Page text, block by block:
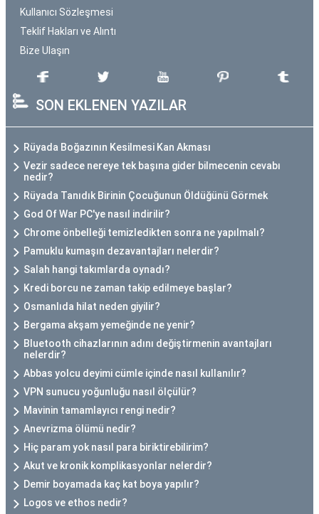
Kullanıcı Sözleşmesi
Teklif Hakları ve Alıntı
Bize Ulaşın
SON EKLENEN YAZILAR
Rüyada Boğazının Kesilmesi Kan Akması
Vezir sadece nereye tek başına gider bilmecenin cevabı
nedir?
Rüyada Tanıdık Birinin Çocuğunun Öldüğünü Görmek
God Of War PC'ye nasıl indirilir?
Chrome önbelleği temizledikten sonra ne yapılmalı?
Pamuklu kumaşın dezavantajları nelerdir?
Salah hangi takımlarda oynadı?
Kredi borcu ne zaman takip edilmeye başlar?
Osmanlıda hilat neden giyilir?
Bergama akşam yemeğinde ne yenir?
Bluetooth cihazlarının adını değiştirmenin avantajları
nelerdir?
Abbas yolcu deyimi cümle içinde nasıl kullanılır?
VPN sunucu yoğunluğu nasıl ölçülür?
Mavinin tamamlayıcı rengi nedir?
Anevrizma ölümü nedir?
Hiç param yok nasıl para biriktirebilirim?
Akut ve kronik komplikasyonlar nelerdir?
Demir boyamada kaç kat boya yapılır?
Logos ve ethos nedir?